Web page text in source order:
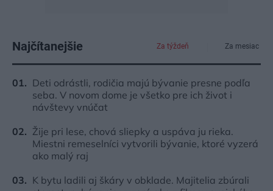
Najčítanejšie Za týždeň Za mesiac
Deti odrástli, rodičia majú bývanie presne podľa
seba. V novom dome je všetko pre ich život i
návštevy vnúčat
Žije pri lese, chová sliepky a uspáva ju rieka.
Miestni remeselníci vytvorili bývanie, ktoré vyzerá
ako malý raj
K bytu ladili aj škáry v obklade. Majitelia zbúrali